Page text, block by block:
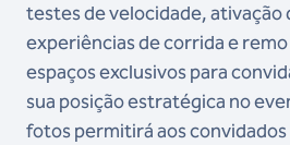
testes de velocidade, ativação
experiências de corrida e
espaços exclusivos para
sua posição estratégica no
fotos permitirá aos